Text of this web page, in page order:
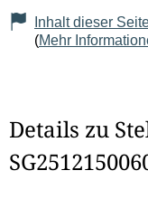
Inhalt dieser
(Mehr
Details zu